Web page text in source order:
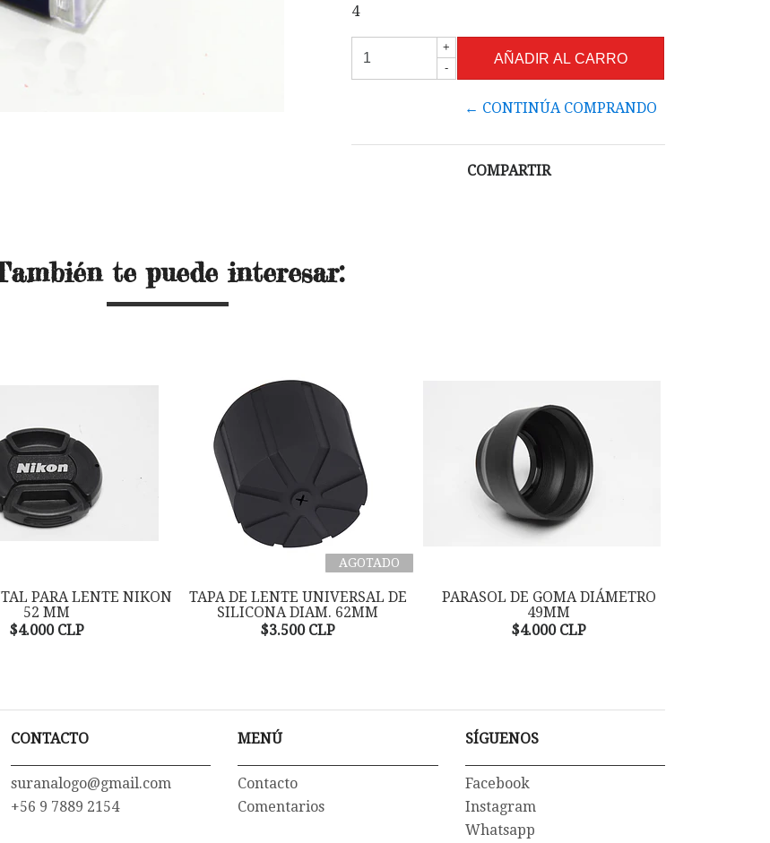
4
+
-
← CONTINÚA COMPRANDO
COMPARTIR
te puede interesar:
PARA LENTE NIKON
52 MM
$4.000 CLP
AGOTADO
TAPA DE LENTE UNIVERSAL DE
SILICONA DIAM. 62MM
$3.500 CLP
PARASOL DE GOMA DIÁMETRO
49MM
$4.000 CLP
CONTACTO
suranalogo@gmail.com
+56 9 7889 2154
MENÚ
Contacto
Comentarios
SÍGUENOS
Facebook
Instagram
Whatsapp